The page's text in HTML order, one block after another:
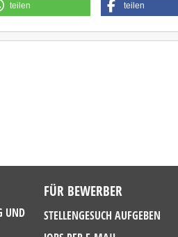
teilen teilen
UND
FÜR BEWERBER
STELLENGESUCH AUFGEBEN